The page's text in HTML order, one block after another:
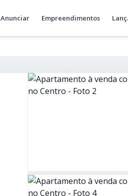
Anunciar Empreendimentos